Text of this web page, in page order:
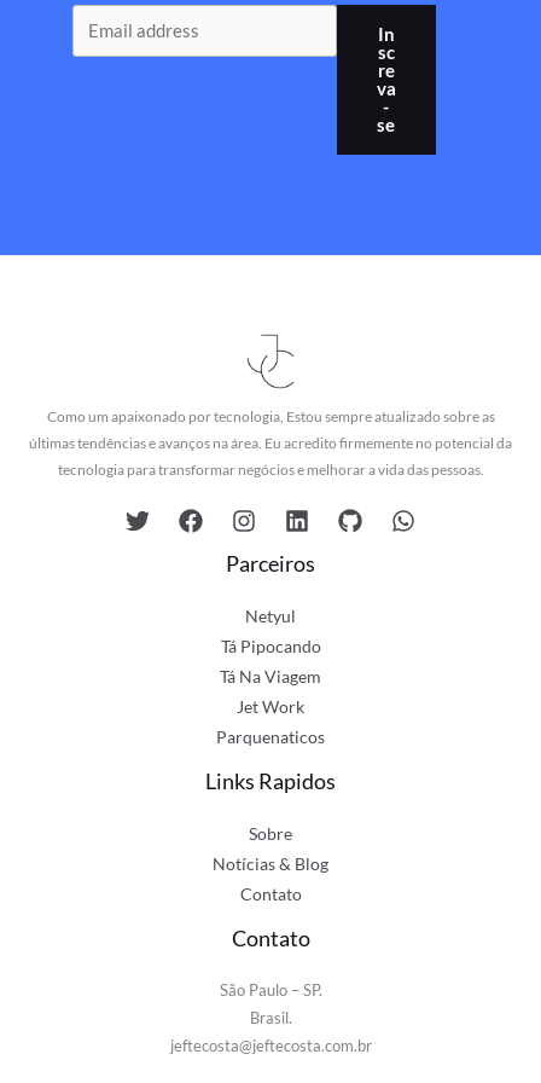
In
sc
re
va
-
se
Como um apaixonado por tecnologia, Estou sempre atualizado sobre as
últimas tendências e avanços na área. Eu acredito firmemente no potencial da
tecnologia para transformar negócios e melhorar a vida das pessoas.
Parceiros
Netyul
Tá Pipocando
Tá Na Viagem
Jet Work
Parquenaticos
Links Rapidos
Sobre
Notícias & Blog
Contato
Contato
São Paulo – SP.
Brasil.
jeftecosta@jeftecosta.com.br